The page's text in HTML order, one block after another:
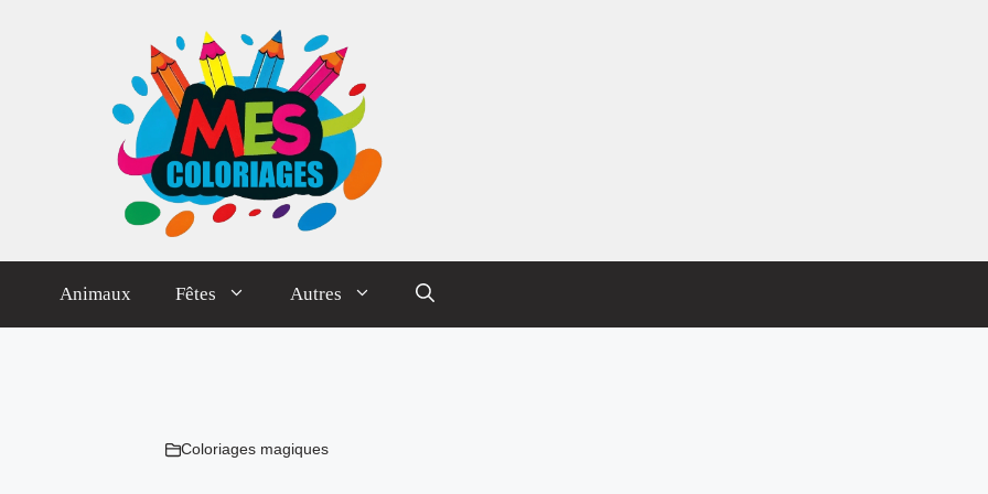
Animaux Fêtes Autres
Coloriages magiques